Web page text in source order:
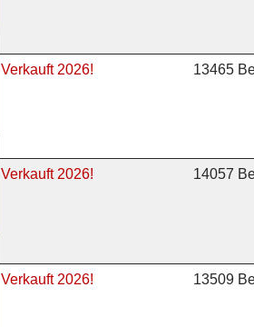
Verkauft 2026! 13465
Verkauft 2026! 14057
Verkauft 2026! 13509